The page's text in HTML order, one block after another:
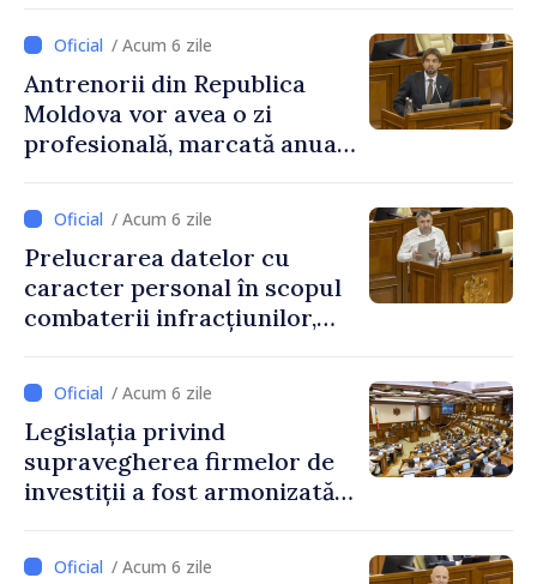
educațional național
/ Acum 6 zile
Antrenorii din Republica
Moldova vor avea o zi
profesională, marcată anual
/ Acum 6 zile
Prelucrarea datelor cu
caracter personal în scopul
combaterii infracțiunilor,
/ Acum 6 zile
Legislația privind
supravegherea firmelor de
investiții a fost armonizată
/ Acum 6 zile